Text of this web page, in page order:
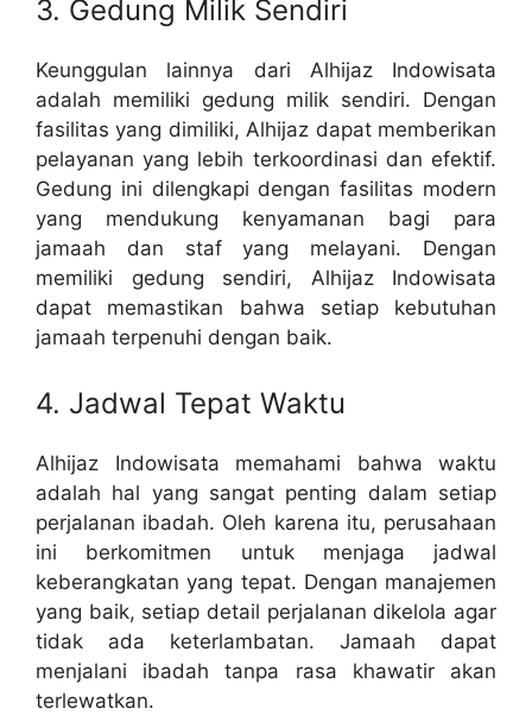
3. Gedung Milik Sendiri
Keunggulan lainnya dari Alhijaz Indowisata
adalah memiliki gedung milik sendiri. Dengan
fasilitas yang dimiliki, Alhijaz dapat memberikan
pelayanan yang lebih terkoordinasi dan efektif.
Gedung ini dilengkapi dengan fasilitas modern
yang mendukung kenyamanan bagi para
jamaah dan staf yang melayani. Dengan
memiliki gedung sendiri, Alhijaz Indowisata
dapat memastikan bahwa setiap kebutuhan
jamaah terpenuhi dengan baik.
4. Jadwal Tepat Waktu
Alhijaz Indowisata memahami bahwa waktu
adalah hal yang sangat penting dalam setiap
perjalanan ibadah. Oleh karena itu, perusahaan
ini berkomitmen untuk menjaga jadwal
keberangkatan yang tepat. Dengan manajemen
yang baik, setiap detail perjalanan dikelola agar
tidak ada keterlambatan. Jamaah dapat
menjalani ibadah tanpa rasa khawatir akan
terlewatkan.